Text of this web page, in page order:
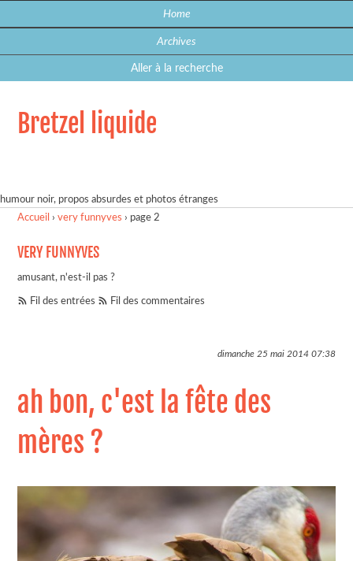
Home
Archives
Aller à la recherche
Bretzel liquide
humour noir, propos absurdes et photos étranges
Accueil ›very funnyves › page 2
VERY FUNNYVES
amusant, n'est-il pas ?
Fil des entrées Fil des commentaires
dimanche 25 mai 201407:38
ah bon, c'est la fête des
mères ?